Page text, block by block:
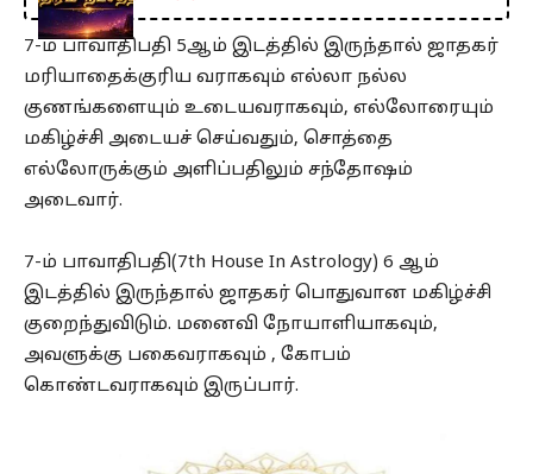
7-ம் பாவாதிபதி 5ஆம் இடத்தில் இருந்தால் ஜாதகர்
மரியாதைக்குரிய வராகவும் எல்லா நல்ல
குணங்களையும் உடையவராகவும், எல்லோரையும்
மகிழ்ச்சி அடையச் செய்வதும், சொத்தை
எல்லோருக்கும் அளிப்பதிலும் சந்தோஷம்
அடைவார்.
7-ம் பாவாதிபதி(7th House In Astrology) 6 ஆம்
இடத்தில் இருந்தால் ஜாதகர் பொதுவான மகிழ்ச்சி
குறைந்துவிடும். மனைவி நோயாளியாகவும்,
அவளுக்கு பகைவராகவும் , கோபம்
கொண்டவராகவும் இருப்பார்.